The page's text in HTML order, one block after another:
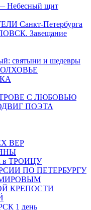
Небесный щит
Санкт-Петербурга
Завещание
святыни и шедевры
С ЛЮБОВЬЮ
ПОЭТА
ВЕР
в ТРОИЦУ
ПО ПЕТЕРБУРГУ
КРЕПОСТИ
1 день